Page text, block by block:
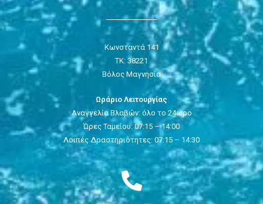
Κωνσταντά 141
ΤΚ: 38221
Βόλος Μαγνησία
Ωράριο Λειτουργίας
Αναγγελία Βλαβών: όλο το 24ωρο
Ώρες Ταμείου: 07:15 – 14:00
Λοιπές Δραστηριότητες: 07:15 – 14:30